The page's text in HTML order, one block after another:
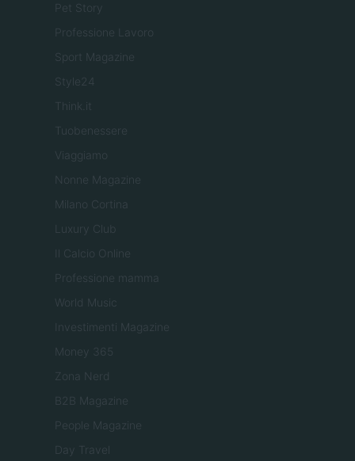
Pet Story
Professione Lavoro
Sport Magazine
Style24
Think.it
Tuobenessere
Viaggiamo
Nonne Magazine
Milano Cortina
Luxury Club
Il Calcio Online
Professione mamma
World Music
Investimenti Magazine
Money 365
Zona Nerd
B2B Magazine
People Magazine
Day Travel